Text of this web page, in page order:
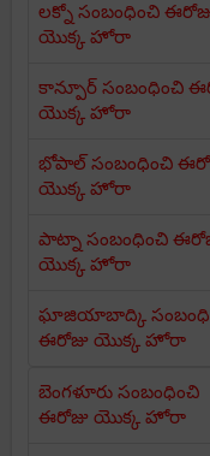
లక్నో సంబంధించి
యొక్క హోరా
కాన్పూర్ సంబంధించి
యొక్క హోరా
భోపాల్ సంబంధించి
యొక్క హోరా
పాట్నా సంబంధించి
యొక్క హోరా
ఘాజియాబాద్కి
ఈరోజు యొక్క హోరా
బెంగళూరు సంబంధించి
ఈరోజు యొక్క హోరా